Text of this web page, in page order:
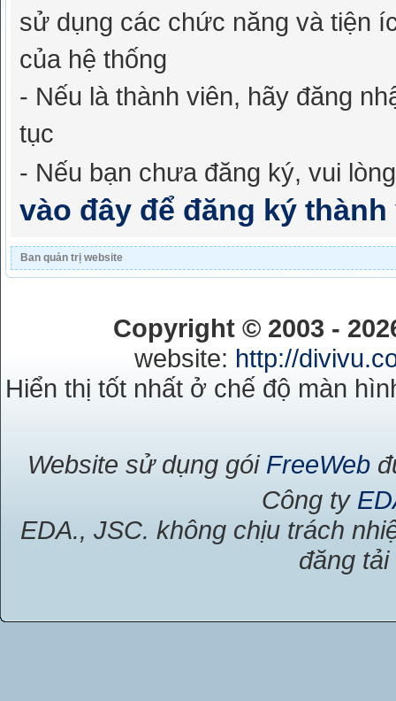
sử dụng các chức năng và tiện
của hệ thống
- Nếu là thành viên, hãy đăng
tục
- Nếu bạn chưa đăng ký, vui
vào đây để đăng ký thành
Ban quản trị website
Copyright © 2003 -
website: http://
Hiển thị tốt nhất ở chế độ màn
Website sử dụng gói FreeWeb
Công ty
EDA., JSC. không chịu trách
đăng